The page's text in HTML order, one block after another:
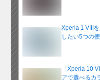
Xperia 1 VIII
したい5つの
「Xperia 10
アで選べるカ